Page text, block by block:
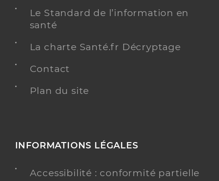
Le Standard de l’information en
santé
La charte Santé.fr Décryptage
Contact
Plan du site
INFORMATIONS LÉGALES
Accessibilité : conformité partielle